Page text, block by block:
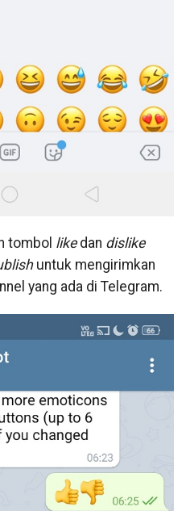
tombol likedan dislike
untuk mengirimkan
yang ada di Telegram.